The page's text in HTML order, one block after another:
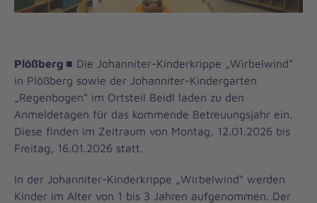
Plößberg ■ Die Johanniter-Kinderkrippe „Wirbelwind“
in Plößberg sowie der Johanniter-Kindergarten
„Regenbogen“ im Ortsteil Beidl laden zu den
Anmeldetagen für das kommende Betreuungsjahr ein.
Diese finden im Zeitraum von Montag, 12.01.2026 bis
Freitag, 16.01.2026 statt.
In der Johanniter-Kinderkrippe „Wirbelwind“ werden
Kinder im Alter von 1 bis 3 Jahren aufgenommen. Der